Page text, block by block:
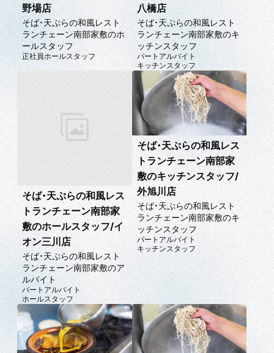
野場店
そば・天ぷらの和風レスト
ランチェーン南部家敷のホ
ールスタッフ
正社員ホールスタッフ
八橋店
そば・天ぷらの和風レスト
ランチェーン南部家敷のキ
ッチンスタッフ
パートアルバイト
キッチンスタッフ
そば・天ぷらの和風レス
トランチェーン南部家
敷のホールスタッフ/イ
オン三川店
そば・天ぷらの和風レスト
ランチェーン南部家敷のア
ルバイト
パートアルバイト
ホールスタッフ
そば・天ぷらの和風レス
トランチェーン南部家
敷のキッチンスタッフ/
外旭川店
そば・天ぷらの和風レスト
ランチェーン南部家敷のキ
ッチンスタッフ
パートアルバイト
キッチンスタッフ